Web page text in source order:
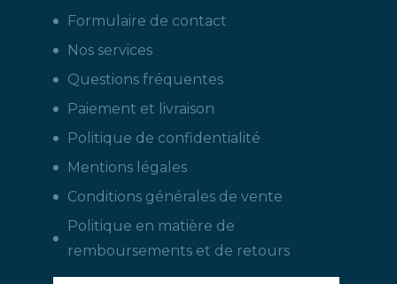
Formulaire de contact
Nos services
Questions fréquentes
Paiement et livraison
Politique de confidentialité
Mentions légales
Conditions générales de vente
Politique en matière de
remboursements et de retours